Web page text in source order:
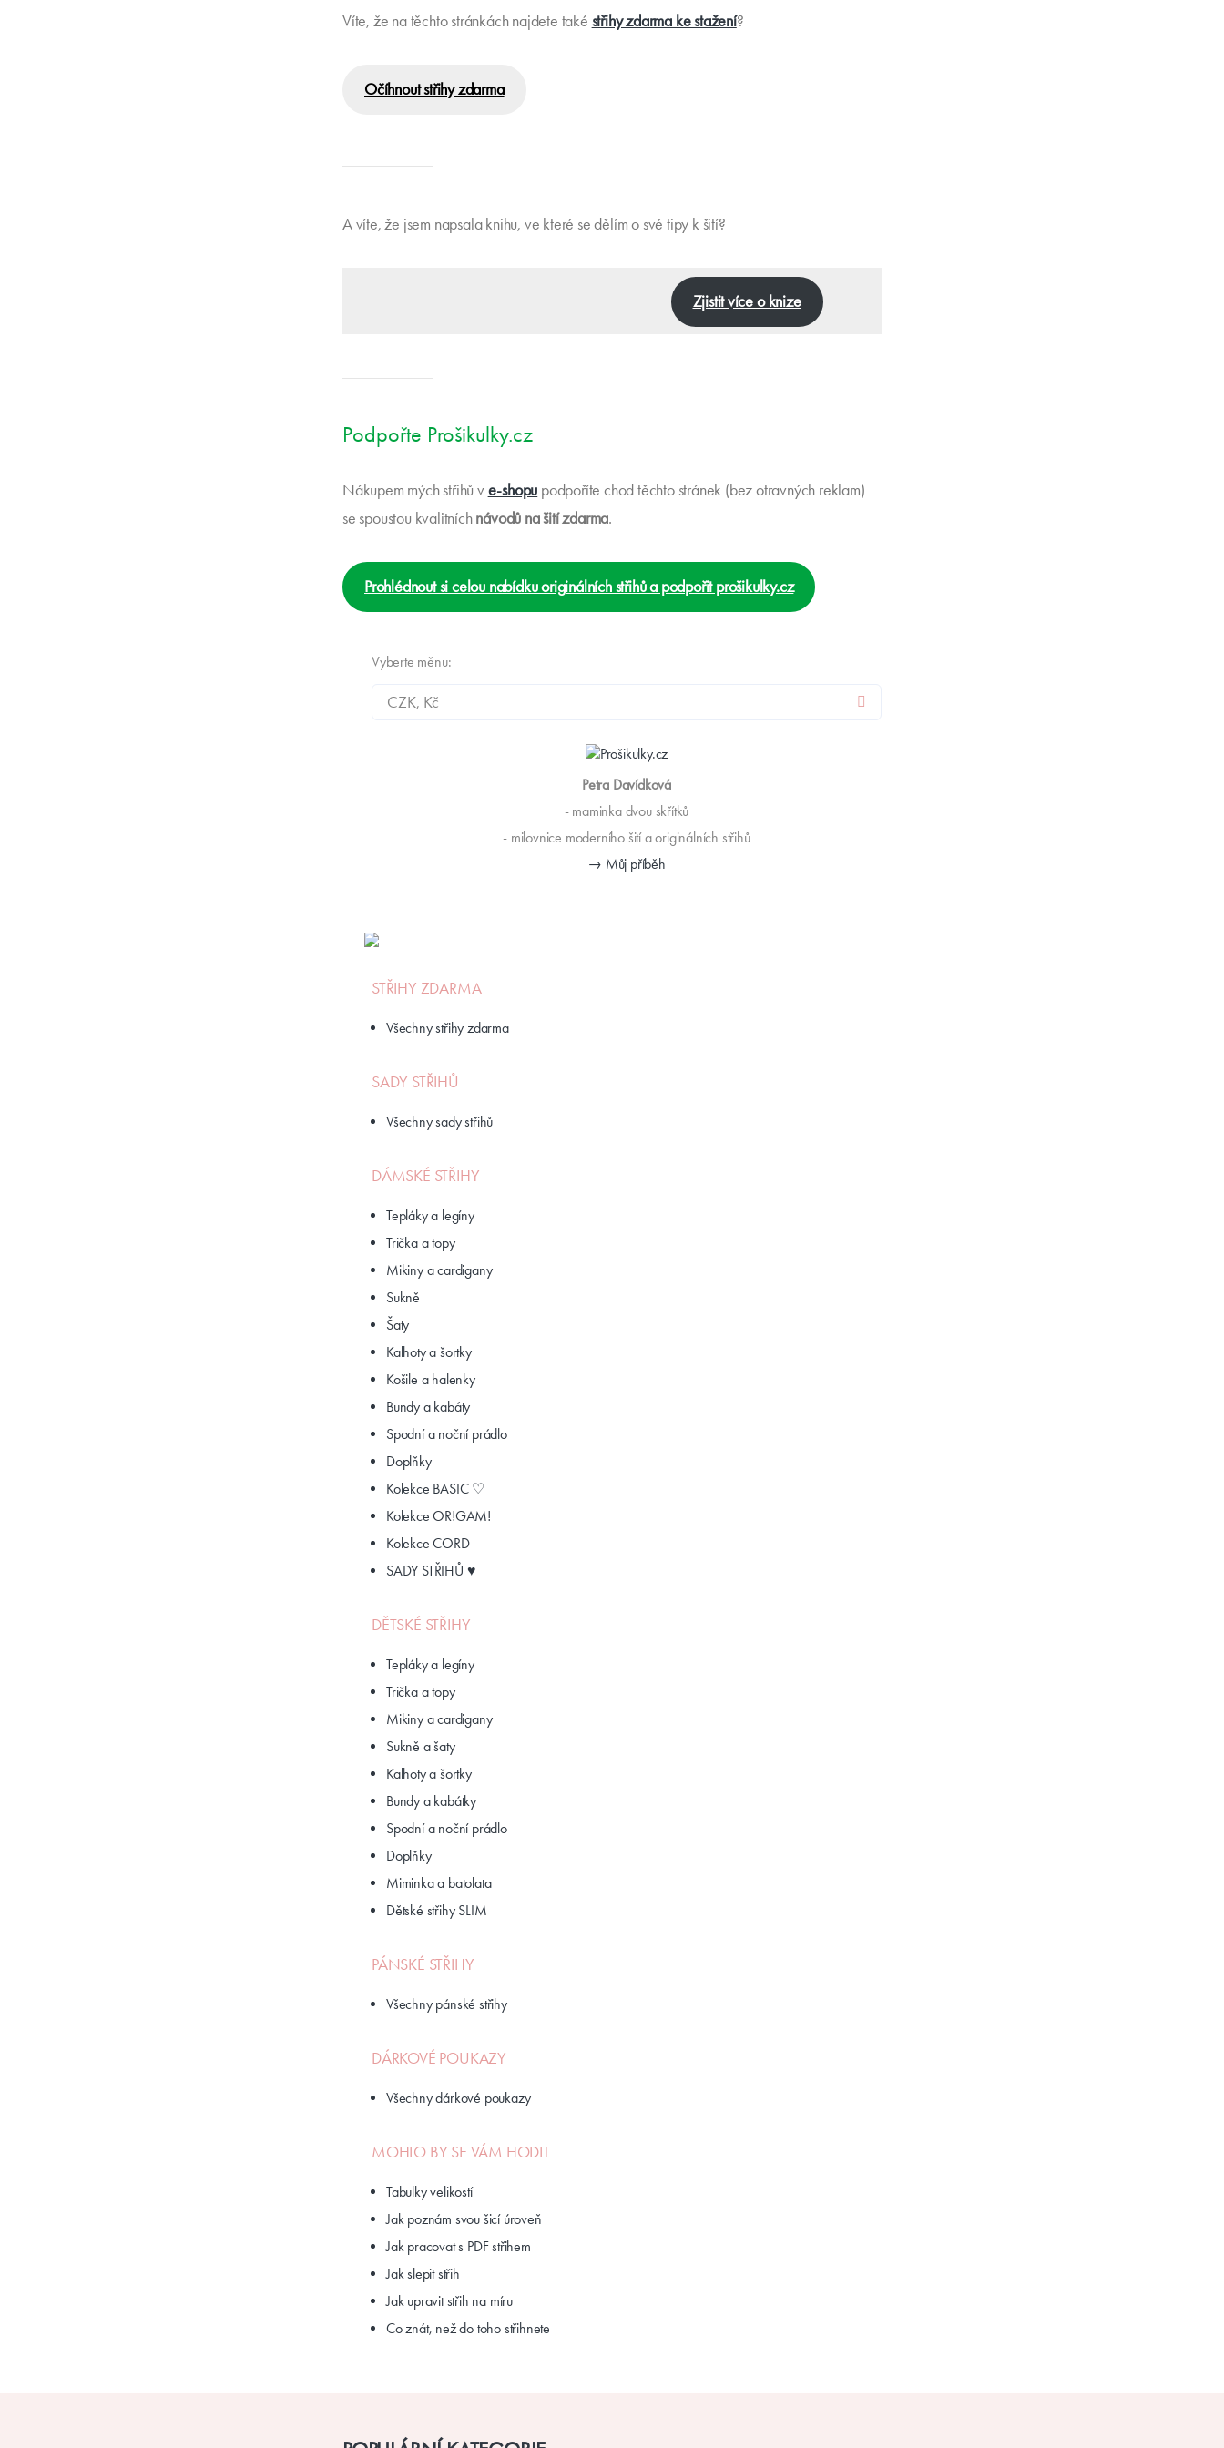
Víte, že na těchto stránkách najdete také střihy zdarma ke stažení?
Očíhnout střihy zdarma
A víte, že jsem napsala knihu, ve které se dělím o své tipy k šití?
Zjistit více o knize
Podpořte Prošikulky.cz
Nákupem mých střihů ve-shopu podpoříte chod těchto stránek (bez otravných reklam)
se spoustou kvalitníchnávodů na šití zdarma.
Prohlédnout si celou nabídku originálních střihů a podpořit prošikulky.cz
Vyberte měnu:
Petra Davídková
- maminka dvou skřítků
- milovnice moderního šití a originálních střihů
→ Můj příběh
STŘIHY ZDARMA
Všechny střihy zdarma
SADY STŘIHŮ
Všechny sady střihů
DÁMSKÉ STŘIHY
Tepláky a legíny
Trička a topy
Mikiny a cardigany
Sukně
Šaty
Kalhoty a šortky
Košile a halenky
Bundy a kabáty
Spodní a noční prádlo
Doplňky
Kolekce BASIC ♡
Kolekce OR!GAM!
Kolekce CORD
SADY STŘIHŮ ♥
DĚTSKÉ STŘIHY
Tepláky a legíny
Trička a topy
Mikiny a cardigany
Sukně a šaty
Kalhoty a šortky
Bundy a kabátky
Spodní a noční prádlo
Doplňky
Miminka a batolata
Dětské střihy SLIM
PÁNSKÉ STŘIHY
Všechny pánské střihy
DÁRKOVÉ POUKAZY
Všechny dárkové poukazy
MOHLO BY SE VÁM HODIT
Tabulky velikostí
Jak poznám svou šicí úroveň
Jak pracovat s PDF střihem
Jak slepit střih
Jak upravit střih na míru
Co znát, než do toho střihnete